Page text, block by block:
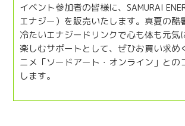
イベント参加者の皆様に、SAMURAI
エナジー）を販売いたします。真夏の酷
冷たいエナジードリンクで心も体も元気
楽しむサポートとして、ぜひお買い求め
ニメ「ソードアート・オンライン」との
します。